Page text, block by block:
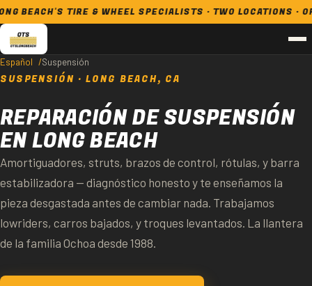
BEACH'S TIRE & WHEEL SPECIALISTS · TWO LOCATIONS ·
Español Suspensión
SUSPENSIÓN · LONG BEACH, CA
REPARACIÓN DE SUSPENSIÓN
EN LONG BEACH
Amortiguadores, struts, brazos de control, rótulas, y barra
estabilizadora — diagnóstico honesto y te enseñamos la
pieza desgastada antes de cambiar nada. Trabajamos
lowriders, carros bajados, y troques levantados. La llantera
de la familia Ochoa desde 1988.